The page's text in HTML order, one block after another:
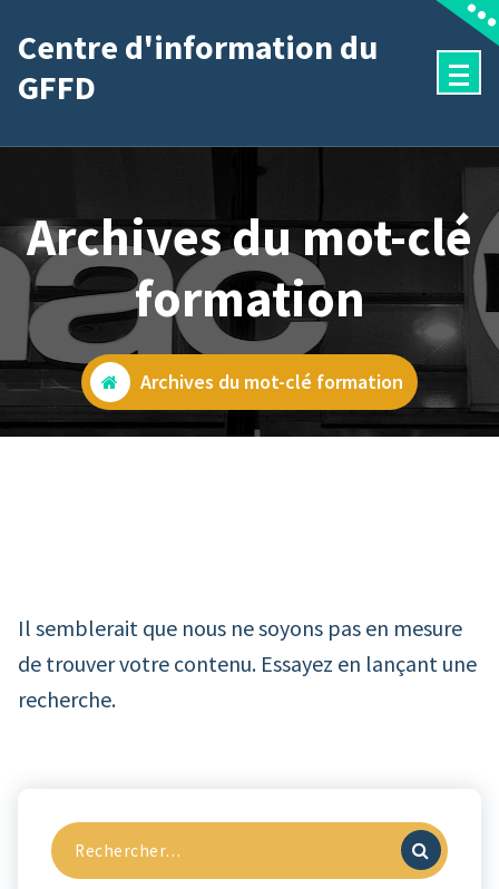
au
contenu
Centre d'information du
GFFD
Archives du mot-clé
formation
Archives du mot-clé formation
Il semblerait que nous ne soyons pas en mesure
de trouver votre contenu. Essayez en lançant une
recherche.
Recherche
pour :